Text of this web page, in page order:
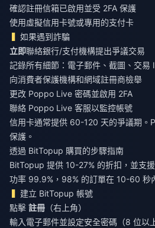
確認註冊信箱已啟用並受 2FA 保護
使用虛擬信用卡號或專用的支付卡
如果遇到詐騙
立即聯絡銀行/支付機構提出爭議交易
記錄所有細節：電子郵件、截圖、交易
向消費者保護機構和網域註冊商檢舉
更改 Poppo Live 密碼並啟用 2FA
聯絡 Poppo Live 客服以監控帳號
信用卡通常提供 60-120 天的爭議期。
保護。
透過 BitTopup 購買的步驟指南
BitTopup 提供 10-27% 的折扣，並支
功率 99.9%，98% 的訂單在 10-60 秒
建立 BitTopup 帳號
點擊 註冊 （右上角）
輸入電子郵件並設定安全密碼（8 位以上